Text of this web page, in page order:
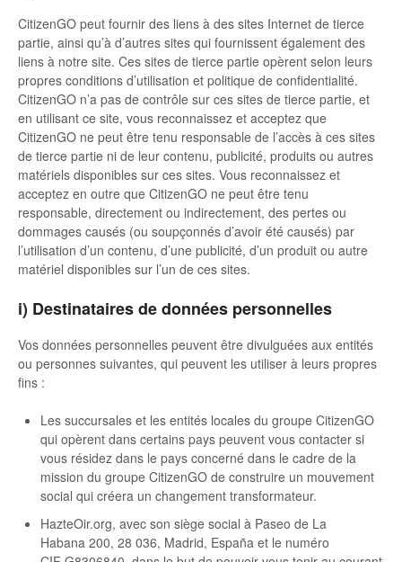
CitizenGO peut fournir des liens à des sites Internet de tierce
partie, ainsi qu’à d’autres sites qui fournissent également des
liens à notre site. Ces sites de tierce partie opèrent selon leurs
propres conditions d’utilisation et politique de confidentialité.
CitizenGO n’a pas de contrôle sur ces sites de tierce partie, et
en utilisant ce site, vous reconnaissez et acceptez que
CitizenGO ne peut être tenu responsable de l’accès à ces sites
de tierce partie ni de leur contenu, publicité, produits ou autres
matériels disponibles sur ces sites. Vous reconnaissez et
acceptez en outre que CitizenGO ne peut être tenu
responsable, directement ou indirectement, des pertes ou
dommages causés (ou soupçonnés d’avoir été causés) par
l’utilisation d’un contenu, d’une publicité, d’un produit ou autre
matériel disponibles sur l’un de ces sites.
i) Destinataires de données personnelles
Vos données personnelles peuvent être divulguées aux entités
ou personnes suivantes, qui peuvent les utiliser à leurs propres
fins :
Les succursales et les entités locales du groupe CitizenGO
qui opèrent dans certains pays peuvent vous contacter si
vous résidez dans le pays concerné dans le cadre de la
mission du groupe CitizenGO de construire un mouvement
social qui créera un changement transformateur.
HazteOir.org, avec son siège social à Paseo de La
Habana 200, 28 036, Madrid, España et le numéro